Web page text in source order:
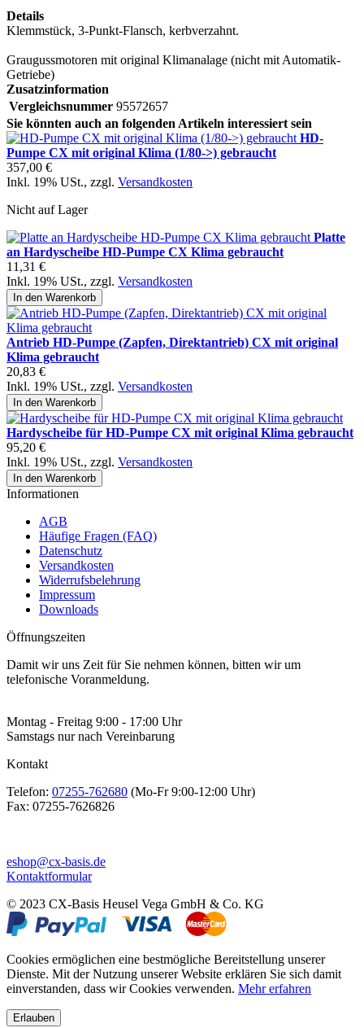
Details
Klemmstück, 3-Punkt-Flansch, kerbverzahnt.
Graugussmotoren mit original Klimanalage (nicht mit Automatik-
Getriebe)
Zusatzinformation
Vergleichsnummer 95572657
Sie könnten auch an folgenden Artikeln interessiert sein
HD-
Pumpe CX mit original Klima (1/80->) gebraucht
357,00 €
Inkl. 19% USt., zzgl. Versandkosten
Nicht auf Lager
Platte
an Hardyscheibe HD-Pumpe CX Klima gebraucht
11,31 €
Inkl. 19% USt., zzgl. Versandkosten
In den Warenkorb
Antrieb HD-Pumpe (Zapfen, Direktantrieb) CX mit original
Klima gebraucht
20,83 €
Inkl. 19% USt., zzgl. Versandkosten
In den Warenkorb
Hardyscheibe für HD-Pumpe CX mit original Klima gebraucht
95,20 €
Inkl. 19% USt., zzgl. Versandkosten
In den Warenkorb
Informationen
AGB
Häufige Fragen (FAQ)
Datenschutz
Versandkosten
Widerrufsbelehrung
Impressum
Downloads
Öffnungszeiten
Damit wir uns Zeit für Sie nehmen können, bitten wir um
telefonische Voranmeldung.
Montag - Freitag 9:00 - 17:00 Uhr
Samstags nur nach Vereinbarung
Kontakt
Telefon: 07255-762680 (Mo-Fr 9:00-12:00 Uhr)
Fax: 07255-7626826
eshop@cx-basis.de
Kontaktformular
© 2023 CX-Basis Heusel Vega GmbH & Co. KG
Cookies ermöglichen eine bestmögliche Bereitstellung unserer
Dienste. Mit der Nutzung unserer Website erklären Sie sich damit
einverstanden, dass wir Cookies verwenden. Mehr erfahren
Erlauben